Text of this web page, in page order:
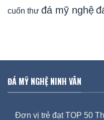
cuốn thư đá mỹ nghệ
ĐÁ MỸ NGHỆ NINH VÂN
Đơn vị trẻ đạt TOP 50